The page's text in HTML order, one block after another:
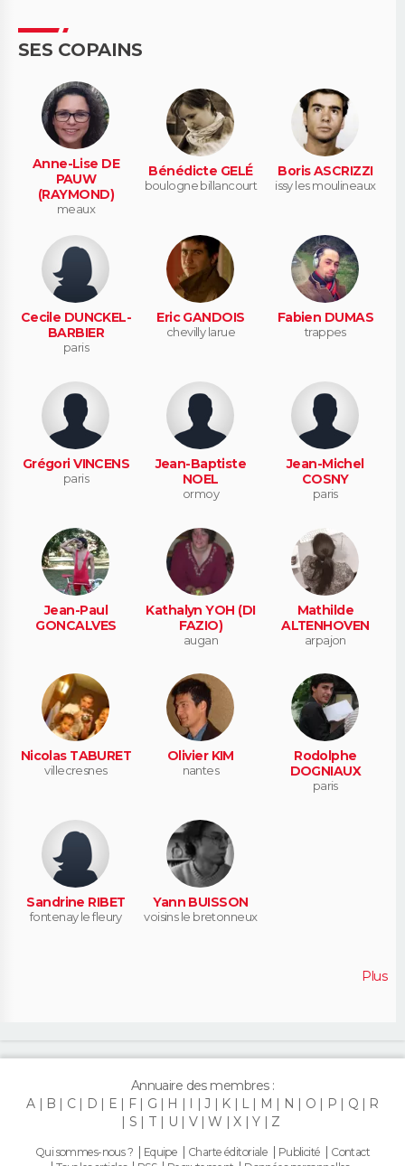
SES COPAINS
Anne-Lise DE
PAUW
(RAYMOND)
meaux
Bénédicte GELÉ
boulogne billancourt
Boris ASCRIZZI
issy les moulineaux
Cecile DUNCKEL-
BARBIER
paris
Eric GANDOIS
chevilly larue
Fabien DUMAS
trappes
Grégori VINCENS
paris
Jean-Baptiste
NOEL
ormoy
Jean-Michel
COSNY
paris
Jean-Paul
GONCALVES
Kathalyn YOH (DI
FAZIO)
augan
Mathilde
ALTENHOVEN
arpajon
Nicolas TABURET
villecresnes
Olivier KIM
nantes
Rodolphe
DOGNIAUX
paris
Sandrine RIBET
fontenay le fleury
Yann BUISSON
voisins le bretonneux
Plus
Annuaire des membres :
A
B C D E F G H I J K L M N O P Q
R
S
T U V W X Y Z
Qui sommes-nous ? Equipe Charte éditoriale Publicité
Contact